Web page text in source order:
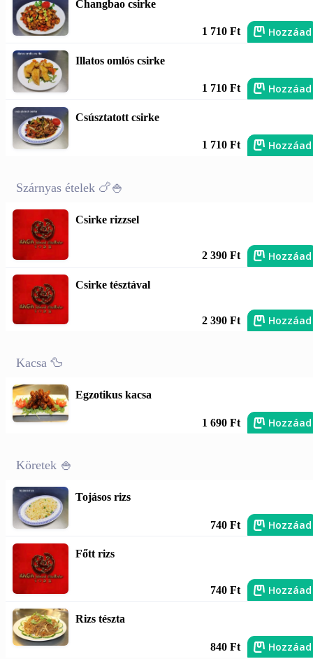
Changbao csirke
1 710 Ft Hozzáad
Illatos omlós csirke
1 710 Ft Hozzáad
Csúsztatott csirke
1 710 Ft Hozzáad
Szárnyas ételek 🍗🍚
Csirke rizzsel
2 390 Ft Hozzáad
Csirke tésztával
2 390 Ft Hozzáad
Kacsa 🦆
Egzotikus kacsa
1 690 Ft Hozzáad
Köretek 🍚
Tojásos rizs
740 Ft Hozzáad
Főtt rizs
740 Ft Hozzáad
Rizs tészta
840 Ft Hozzáad